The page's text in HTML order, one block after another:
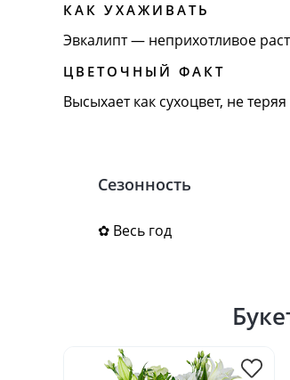
КАК УХАЖИВАТЬ
Эвкалипт — неприхотливое
ЦВЕТОЧНЫЙ ФАКТ
Высыхает как сухоцвет, не
Сезонность
✿ Весь год